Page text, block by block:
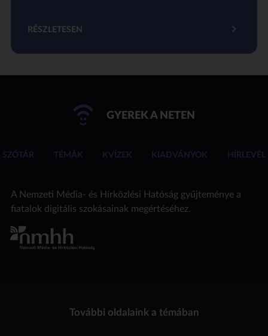
RÉSZLETESEN
GYEREK A NETEN
SZÓTÁR TÉMÁK KVÍZEK KIADVÁNYOK HÍRLEVÉL
A Nemzeti Média- és Hírközlési Hatóság gyűjteménye a
fiatalok digitális szokásainak megértéséhez.
További oldalaink a témában